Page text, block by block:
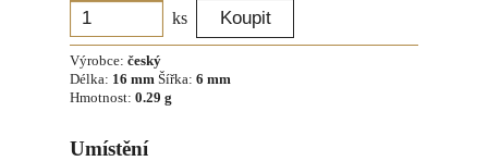
ks
Výrobce: český
Délka: 16 mm Šířka: 6 mm
Hmotnost: 0.29 g
Umístění